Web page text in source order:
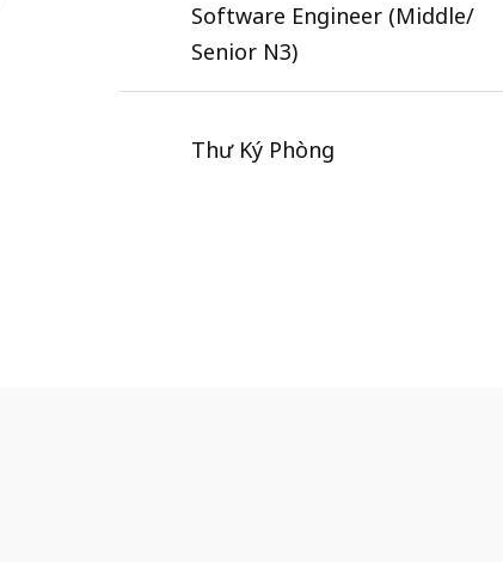
Software Engineer (Middle/
Senior N3)
Thư Ký Phòng